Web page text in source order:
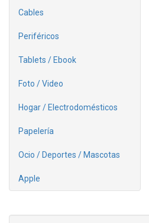
Cables
Periféricos
Tablets / Ebook
Foto / Video
Hogar / Electrodomésticos
Papelería
Ocio / Deportes / Mascotas
Apple